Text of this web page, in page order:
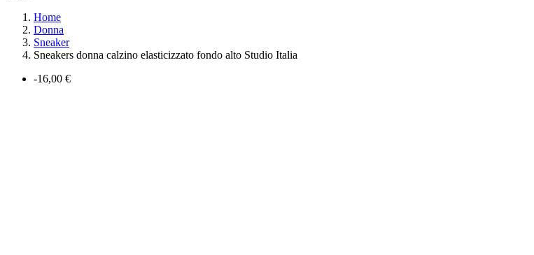
Home
Donna
Sneaker
Sneakers donna calzino elasticizzato fondo alto Studio Italia
-16,00 €